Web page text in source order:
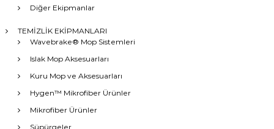
Diğer Ekipmanlar
TEMİZLİK EKİPMANLARI
Wavebrake® Mop Sistemleri
Islak Mop Aksesuarları
Kuru Mop ve Aksesuarları
Hygen™ Mikrofiber Ürünler
Mikrofiber Ürünler
Süpürgeler